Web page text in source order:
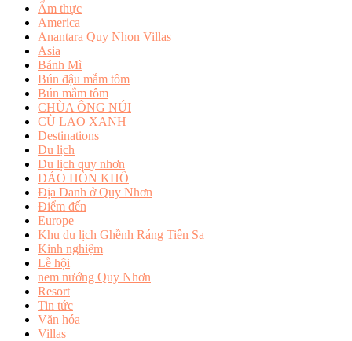
Ẩm thực
America
Anantara Quy Nhon Villas
Asia
Bánh Mì
Bún đậu mắm tôm
Bún mắm tôm
CHÙA ÔNG NÚI
CÙ LAO XANH
Destinations
Du lịch
Du lịch quy nhơn
ĐẢO HÒN KHÔ
Địa Danh ở Quy Nhơn
Điểm đến
Europe
Khu du lịch Ghềnh Ráng Tiên Sa
Kinh nghiệm
Lễ hội
nem nướng Quy Nhơn
Resort
Tin tức
Văn hóa
Villas